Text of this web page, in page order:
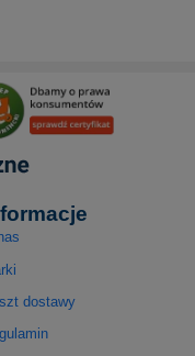
dostawy